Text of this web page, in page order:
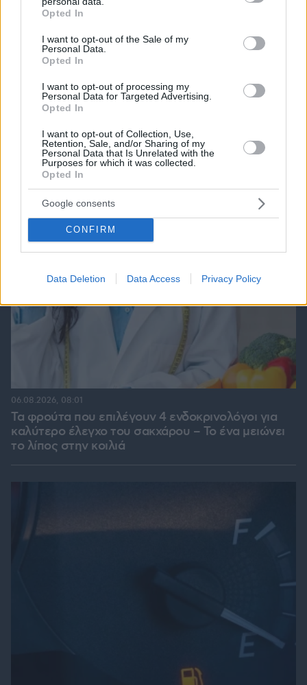
grant or deny consent to Google and its third-party tags to
use your data for below specified purposes in below Google
consent section.
Opted In
I want to opt-out of the Sale of my
Personal Data.
Opted In
I want to opt-out of processing my
Personal Data for Targeted Advertising.
Opted In
I want to opt-out of Collection, Use,
Retention, Sale, and/or Sharing of my
Personal Data that Is Unrelated with the
Purposes for which it was collected.
Opted In
Google consents
CONFIRM
Data Deletion Data Access Privacy Policy
Cut The Rope
ΔΕΙΤΕ ΟΛΑ ΤΑ GAMES
Best of Network
Τα φρούτα που επιλέγουν 4 ενδοκρινολόγοι για
καλύτερο έλεγχο του σακχάρου – Το ένα μειώνει
το λίπος στην κοιλιά
06.08.2026, 08:01